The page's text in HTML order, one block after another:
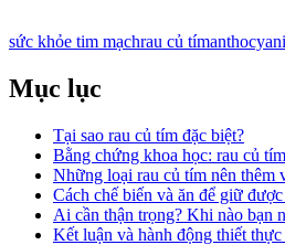
sức khỏe tim mạchrau củ tím
Mục lục
Tại sao rau củ tím đặc biệt?
Bằng chứng khoa học: rau củ
Những loại rau củ tím nên thêm
Cách chế biến và ăn để giữ
Ai cần thận trọng? Khi nào bạn
Kết luận và hành động thiết